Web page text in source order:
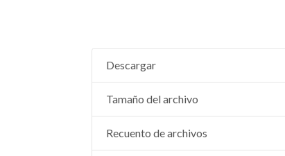
Descargar
Tamaño del archivo
Recuento de archivos